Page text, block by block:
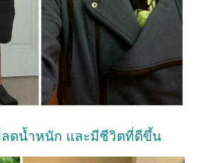
ดน้ำหนัก และมีชีวิตที่ดีขึ้น